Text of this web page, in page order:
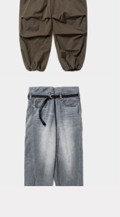
Light Mil Cloth
Snow PT/Olive
Fade Denim Wrap